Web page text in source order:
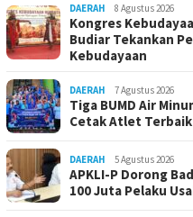
DAERAH 8 Agustus 2026
Kongres
Budiar Tekankan
Kebudayaan
DAERAH 7 Agustus 2026
Tiga BUMD Air
Cetak Atlet Terbaik
DAERAH 5 Agustus 2026
APKLI-P Dorong
100 Juta Pelaku